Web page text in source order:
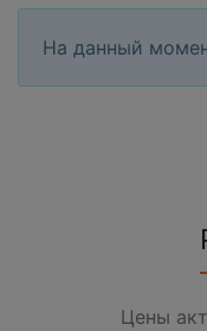
На данный
Цены